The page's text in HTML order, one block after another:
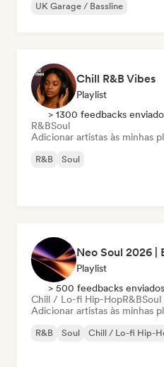
UK Garage / Bassline
Chill R&B Vibes
Playlist
> 1300 feedbacks
R&BSoul
Adicionar artistas às minhas
R&B Soul
Playlist
> 500 feedbacks enviados
Chill / Lo-fi Hip-HopR&BSoul
Adicionar artistas às minhas
R&B Soul Chill / Lo-fi Hip-